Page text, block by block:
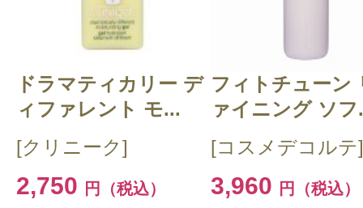
ドラマティカリー デ
ィファレント モ...
[クリニーク]
2,750 円（税込）
フィトチューン
ァイニング ソフ
[コスメデコルテ]
3,960 円（税込）